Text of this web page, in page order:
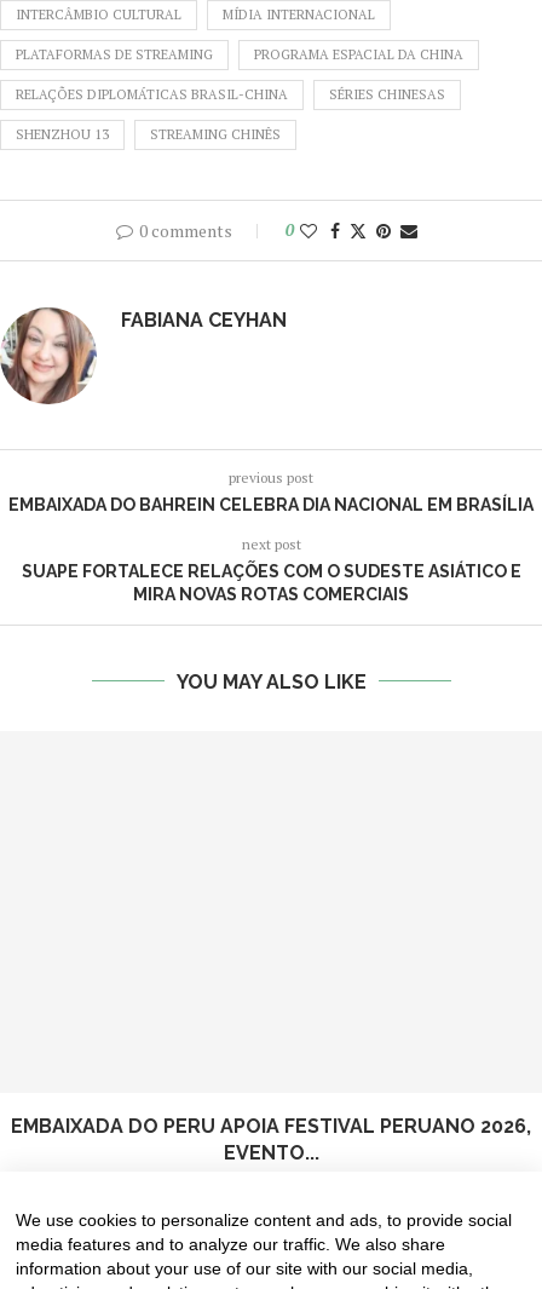
INTERCÂMBIO CULTURAL MÍDIA INTERNACIONAL
PLATAFORMAS DE STREAMING PROGRAMA ESPACIAL DA CHINA
RELAÇÕES DIPLOMÁTICAS BRASIL-CHINA SÉRIES CHINESAS
SHENZHOU 13 STREAMING CHINÊS
0 comments 0
FABIANA CEYHAN
previous post
EMBAIXADA DO BAHREIN CELEBRA DIA NACIONAL EM BRASÍLIA
next post
SUAPE FORTALECE RELAÇÕES COM O SUDESTE ASIÁTICO E
MIRA NOVAS ROTAS COMERCIAIS
YOU MAY ALSO LIKE
EMBAIXADA DO PERU APOIA FESTIVAL PERUANO 2026,
EVENTO...
We use cookies to personalize content and ads, to provide social
media features and to analyze our traffic. We also share
information about your use of our site with our social media,